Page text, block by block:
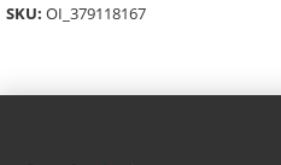
SKU: OI_379118167